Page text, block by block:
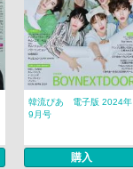
韓流ぴあ 電子版 2024年
9月号
購入